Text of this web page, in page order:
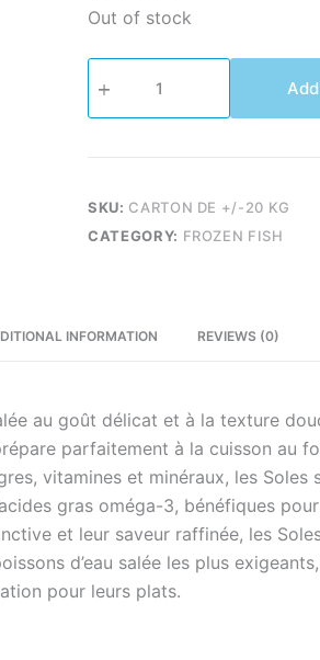
Out of stock
quantity
SKU: CARTON DE +/-20 KG
CATEGORY: FROZEN FISH
INFORMATION REVIEWS (0)
au goût délicat et à la texture
parfaitement à la cuisson au
vitamines et minéraux, les Soles
gras oméga-3, bénéfiques
et leur saveur raffinée, les
d’eau salée les plus
pour leurs plats.